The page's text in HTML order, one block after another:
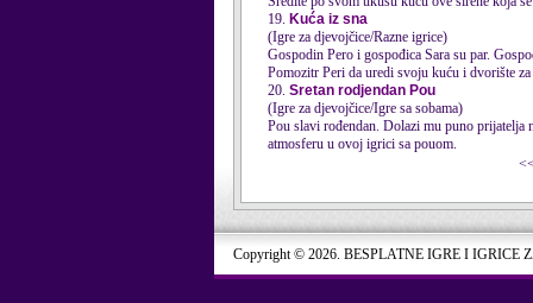
19. Kuća iz sna
(Igre za djevojčice/Razne igrice)
Gospodin Pero i gospođica Sara su par.
Pomozitr Peri da uredi svoju kuću i dvorište
20. Sretan rodjendan Pou
(Igre za djevojčice/Igre sa sobama)
Pou slavi rođendan. Dolazi mu puno prijatelja
atmosferu u ovoj igrici sa pouom.
Copyright © 2026. BESPLATNE IGRE I IGRICE